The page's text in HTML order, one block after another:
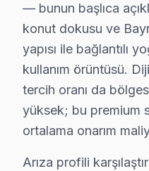
2025 Türkiye
En Çok
3.Güç Kartı Arızası
Fiziksel Belirtisi:
Neden: DTL
2025 Türkiye
En Çok
4.Backlight Sorunu
— bunun başlıca
konut dokusu ve
yapısı ile bağlantılı
kullanım örüntüsü.
tercih oranı da
yüksek; bu premium
ortalama onarım
Arıza profili